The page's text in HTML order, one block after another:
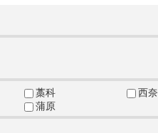
藁科
西奈
蒲原